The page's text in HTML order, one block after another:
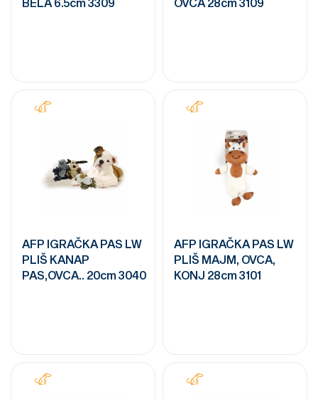
AFP IGRAČKA PAS LW
PLIŠ KANAP
PAS,OVCA.. 20cm 3040
AFP IGRAČKA PAS LW
PLIŠ MAJM, OVCA,
KONJ 28cm 3101